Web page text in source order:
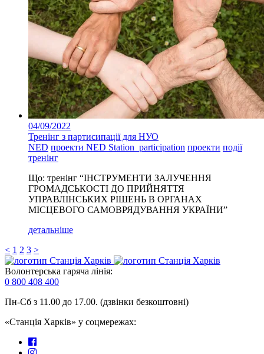
04/09/2022
Тренінг з партисипації для НУО
NED проекти NED Station_participation проекти події
тренінг
Що: тренінг “ІНСТРУМЕНТИ ЗАЛУЧЕННЯ
ГРОМАДСЬКОСТІ ДО ПРИЙНЯТТЯ
УПРАВЛІНСЬКИХ РІШЕНЬ В ОРГАНАХ
МІСЦЕВОГО САМОВРЯДУВАННЯ УКРАЇНИ”
детальніше
< 1 2 3 >
Волонтерська гаряча лінія:
0 800 408 400
Пн-Сб з 11.00 до 17.00. (дзвінки безкоштовні)
«Станція Харків» у соцмережах: